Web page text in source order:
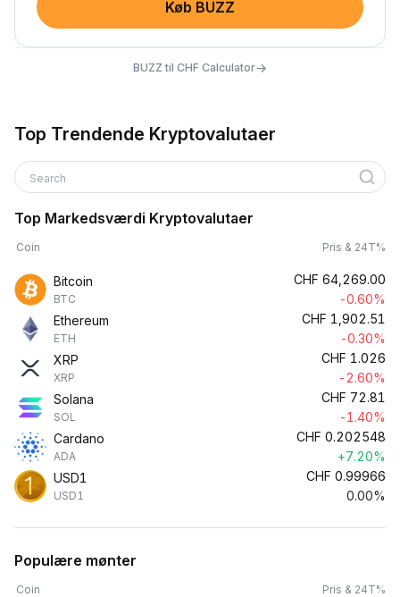
Køb BUZZ
BUZZ til CHF Calculator→
Top Trendende Kryptovalutaer
Search
Top Markedsværdi Kryptovalutaer
Coin Pris & 24T%
Bitcoin
BTC
CHF 64,269.00
-0.60%
Ethereum
ETH
CHF 1,902.51
-0.30%
XRP
XRP
CHF 1.026
-2.60%
Solana
SOL
CHF 72.81
-1.40%
Cardano
ADA
CHF 0.202548
+7.20%
USD1
USD1
CHF 0.99966
0.00%
Populære mønter
Coin Pris & 24T%